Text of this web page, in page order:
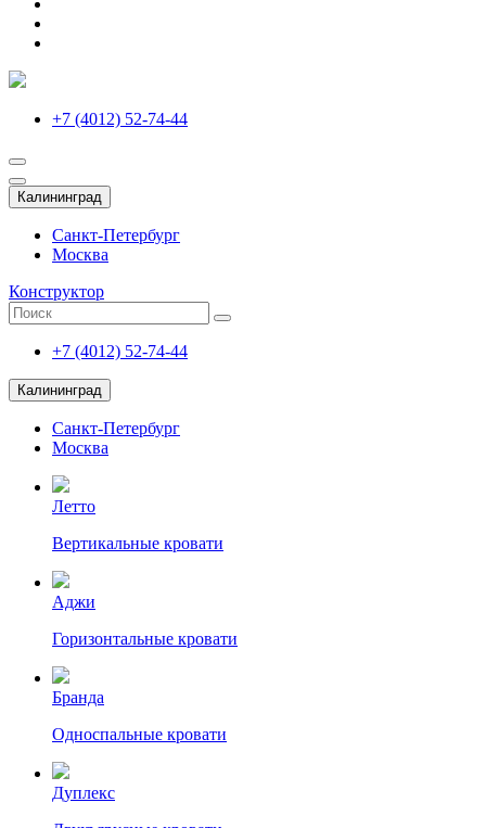
+7 (4012) 52-74-44
Калининград
Санкт-Петербург
Москва
Конструктор
+7 (4012) 52-74-44
Калининград
Санкт-Петербург
Москва
Летто
Вертикальные кровати
Аджи
Горизонтальные кровати
Бранда
Односпальные кровати
Дуплекс